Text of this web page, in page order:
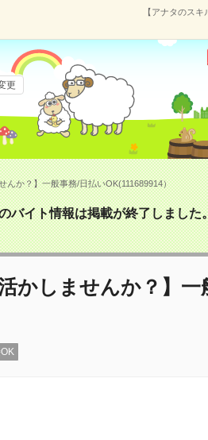
【アナタのス
更
んか？】一般事務/日払いOK(111689914）
バイト情報は掲載が終了しました
かしませんか？】一